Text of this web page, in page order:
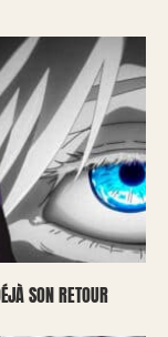
SON RETOUR